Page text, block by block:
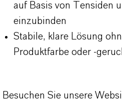
auf Basis von Tensiden
einzubinden
Stabile, klare Lösung
Produktfarbe oder -
Besuchen Sie unsere